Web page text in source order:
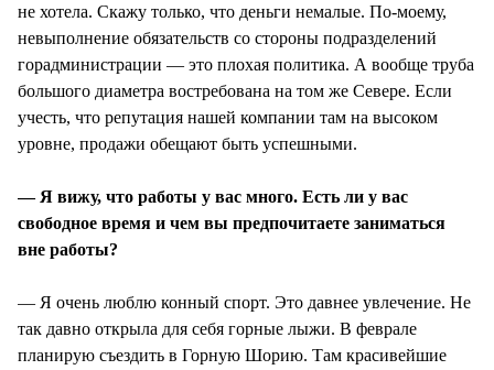
не хотела. Скажу только, что деньги немалые. По-моему,
невыполнение обязательств со стороны подразделений
горадминистрации — это плохая политика. А вообще труба
большого диаметра востребована на том же Севере. Если
учесть, что репутация нашей компании там на высоком
уровне, продажи обещают быть успешными.
— Я вижу, что работы у вас много. Есть ли у вас
свободное время и чем вы предпочитаете заниматься
вне работы?
— Я очень люблю конный спорт. Это давнее увлечение. Не
так давно открыла для себя горные лыжи. В феврале
планирую съездить в Горную Шорию. Там красивейшие